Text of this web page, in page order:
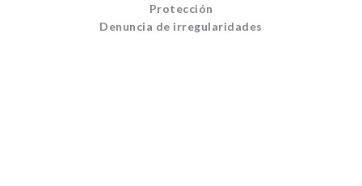
Protección
Denuncia de irregularidades